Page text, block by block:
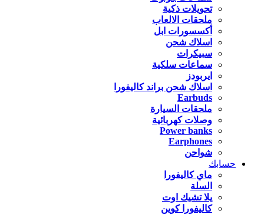
تحويلات ذكية
ملحقات الالعاب
أكسسورات ابل
اسلاك شحن
سبيكرات
سماعات سلكية
ايربودز
اسلاك شحن براند كاليفورا
Earbuds
ملحقات السيارة
وصلات كهربائية
Power banks
Earphones
شواحن
حسابك
ماي كاليفورا
السلة
يلا تشيك اوت
كاليفورا كوين